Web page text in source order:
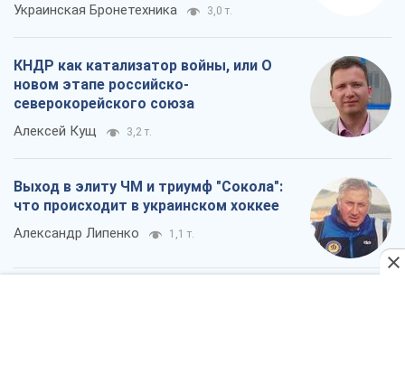
Украинская Бронетехника 3,0 т.
КНДР как катализатор войны, или О
новом этапе российско-
северокорейского союза
Алексей Кущ 3,2 т.
Выход в элиту ЧМ и триумф "Сокола":
что происходит в украинском хоккее
Александр Липенко 1,1 т.